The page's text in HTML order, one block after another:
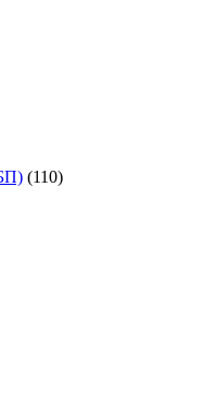
(110)